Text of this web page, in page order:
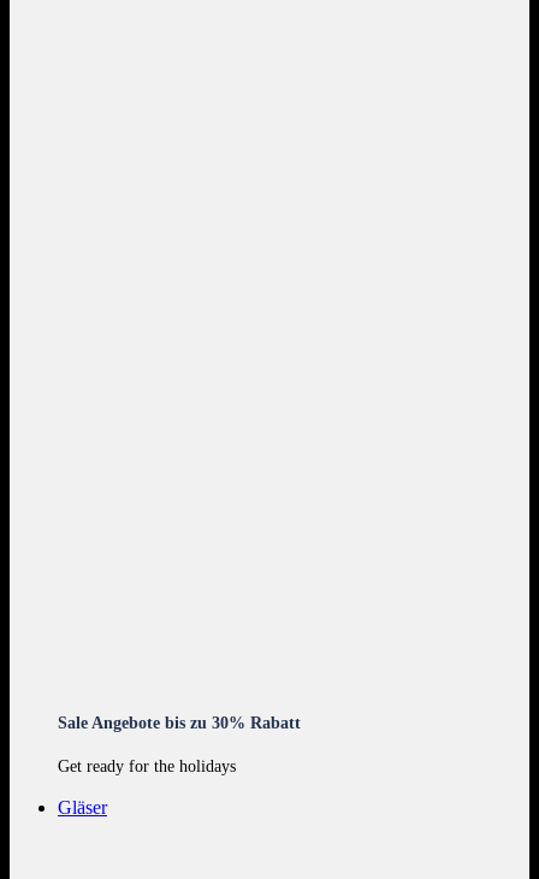
Sale Angebote bis zu 30% Rabatt
Get ready for the holidays
Gläser